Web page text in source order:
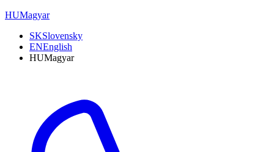
HUMagyar
SKSlovensky
ENEnglish
HUMagyar